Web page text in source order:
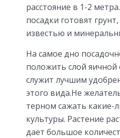
расстояние в 1-2
посадки готовят
известью и
На самое дно
положить слой яичной
служит лучшим
этого вида.Не
терном сажать какие-
культуры. Растение
дает большое